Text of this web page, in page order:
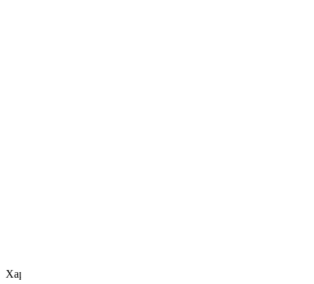
Характеристики